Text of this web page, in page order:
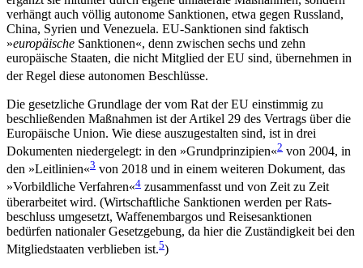
verhängt auch völlig autonome Sanktionen, etwa gegen Russland,
China, Syrien und Venezuela. EU-Sanktionen sind faktisch
»europäische Sanktionen«, denn zwischen sechs und zehn
europäische Staaten, die nicht Mitglied der EU sind, übernehmen in
der Regel diese autonomen Beschlüsse.
Die gesetzliche Grundlage der vom Rat der EU einstimmig zu
beschließenden Maßnahmen ist der Artikel 29 des Vertrags über die
Europäische Union. Wie diese auszugestalten sind, ist in drei
Dokumenten niedergelegt: in den »Grundprinzipien«2 von 2004, in
den »Leitlinien«3 von 2018 und in einem weiteren Dokument, das
»Vorbildliche Verfahren«4 zusammenfasst und von Zeit zu Zeit
überarbeitet wird. (Wirtschaftliche Sanktionen werden per Rats­
beschluss umgesetzt, Waffenembargos und Reisesanktionen
bedürfen nationaler Gesetzgebung, da hier die Zuständigkeit bei den
Mitgliedstaaten ver­blieben ist.5)